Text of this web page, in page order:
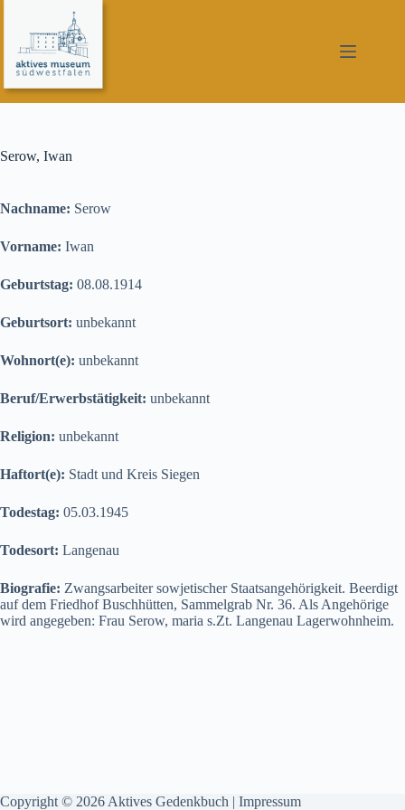
springen
Serow, Iwan
Nachname: Serow
Vorname: Iwan
Geburtstag: 08.08.1914
Geburtsort: unbekannt
Wohnort(e): unbekannt
Beruf/Erwerbstätigkeit: unbekannt
Religion: unbekannt
Haftort(e): Stadt und Kreis Siegen
Todestag: 05.03.1945
Todesort: Langenau
Biografie: Zwangsarbeiter sowjetischer Staatsangehörigkeit. Beerdigt
auf dem Friedhof Buschhütten, Sammelgrab Nr. 36. Als Angehörige
wird angegeben: Frau Serow, maria s.Zt. Langenau Lagerwohnheim.
Copyright © 2026 Aktives Gedenkbuch | Impressum